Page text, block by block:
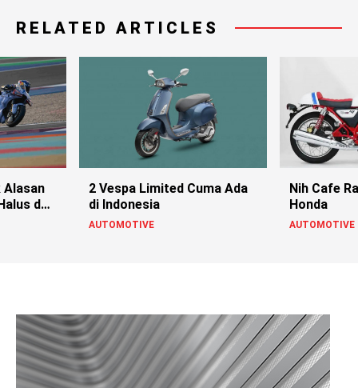
RELATED ARTICLES
Alasan
dan
2 Vespa Limited Cuma Ada
di Indonesia
AUTOMOTIVE
Nih Cafe
Honda
AUTOMOTIVE